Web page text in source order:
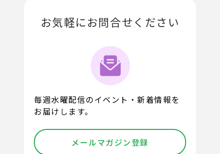
お気軽にお問合せください
毎週水曜配信のイベント・新着情報を
お届けします。
メールマガジン登録